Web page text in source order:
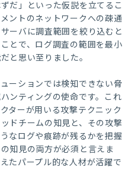
だ」といった仮説を立てるこ
ントのネットワークへの疎通
ーバに調査範囲を絞り込むと
とで、ログ調査の範囲を最小
と思い至りました。
ーションでは検知できない脅
ンティングの使命です。これ
ターが用いる攻撃テクニック
ドチームの知見と、その攻撃
なログや痕跡が残るかを把握
知見の両方が必須と言えま
たパープル的な人材が活躍で